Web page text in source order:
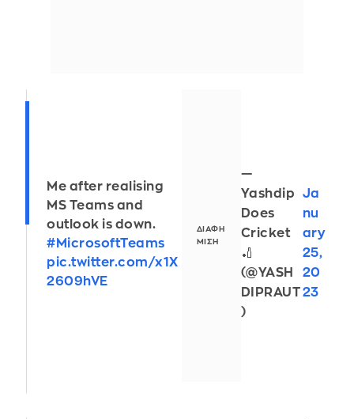
Me after realising
MS Teams and
outlook is down.
#MicrosoftTeams
pic.twitter.com/x1X
2609hVE
—
Yashdip
Does
Cricket
🏏
(@YASH
DIPRAUT
)
Ja
nu
ary
25,
20
23